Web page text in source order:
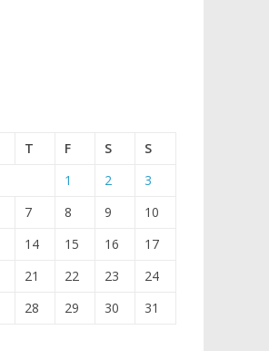
T F S
S
1
2
3
7 8 9
10
14 15 16
17
21 22 23
24
28 29 30 31